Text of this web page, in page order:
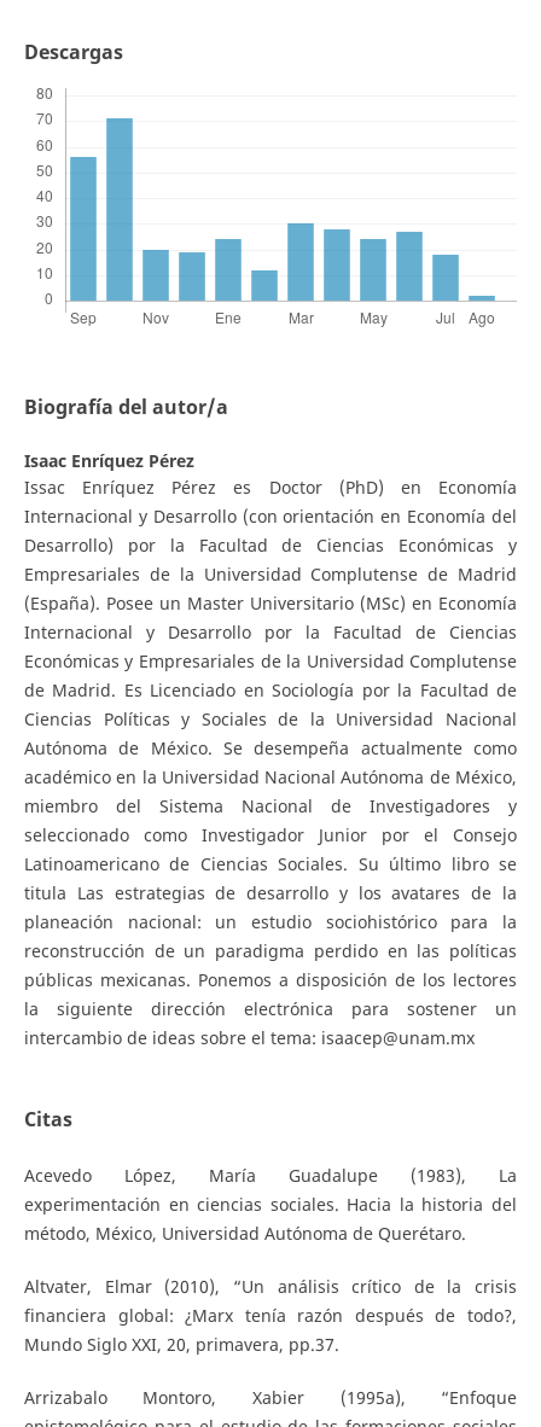
Descargas
Biografía del autor/a
Isaac Enríquez Pérez
Issac Enríquez Pérez es Doctor (PhD) en Economía
Internacional y Desarrollo (con orientación en Economía del
Desarrollo) por la Facultad de Ciencias Económicas y
Empresariales de la Universidad Complutense de Madrid
(España). Posee un Master Universitario (MSc) en Economía
Internacional y Desarrollo por la Facultad de Ciencias
Económicas y Empresariales de la Universidad Complutense
de Madrid. Es Licenciado en Sociología por la Facultad de
Ciencias Políticas y Sociales de la Universidad Nacional
Autónoma de México. Se desempeña actualmente como
académico en la Universidad Nacional Autónoma de México,
miembro del Sistema Nacional de Investigadores y
seleccionado como Investigador Junior por el Consejo
Latinoamericano de Ciencias Sociales. Su último libro se
titula Las estrategias de desarrollo y los avatares de la
planeación nacional: un estudio sociohistórico para la
reconstrucción de un paradigma perdido en las políticas
públicas mexicanas. Ponemos a disposición de los lectores
la siguiente dirección electrónica para sostener un
intercambio de ideas sobre el tema: isaacep@unam.mx
Citas
Acevedo López, María Guadalupe (1983), La
experimentación en ciencias sociales. Hacia la historia del
método, México, Universidad Autónoma de Querétaro.
Altvater, Elmar (2010), “Un análisis crítico de la crisis
financiera global: ¿Marx tenía razón después de todo?,
Mundo Siglo XXI, 20, primavera, pp.37.
Arrizabalo Montoro, Xabier (1995a), “Enfoque